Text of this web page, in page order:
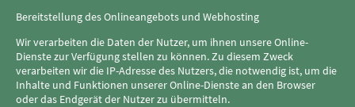
Bereitstellung des Onlineangebots und Webhosting
Wir verarbeiten die Daten der Nutzer, um ihnen unsere Online-
Dienste zur Verfügung stellen zu können. Zu diesem Zweck
verarbeiten wir die IP-Adresse des Nutzers, die notwendig ist, um die
Inhalte und Funktionen unserer Online-Dienste an den Browser
oder das Endgerät der Nutzer zu übermitteln.